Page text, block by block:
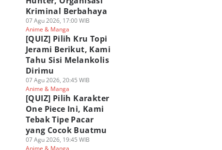
yang Sederhana tapi
Kuat di Hunter x
07 Agu 2026, 16:00 WIB
Anime & Manga
Polls
Peningkatan
Kekuatan Loki di
Lebih OP?
07 Agu 2026, 09:00 WIB
Anime & Manga
Kriminal Berbahaya
07 Agu 2026, 17:00 WIB
Anime & Manga
[QUIZ] Pilih Kru Topi
Jerami Berikut, Kami
Tahu Sisi Melankolis
Dirimu
07 Agu 2026, 20:45 WIB
Anime & Manga
[QUIZ] Pilih Karakter
One Piece Ini, Kami
Tebak Tipe Pacar
yang Cocok Buatmu
07 Agu 2026, 19:45 WIB
Anime & Manga